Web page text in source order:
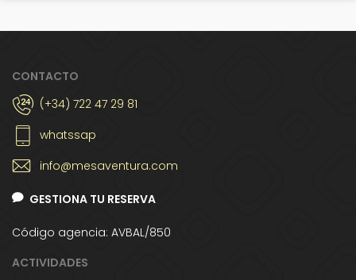
CONTACTO
(+34) 722 47 29 81
whatssap
info@mesaventura.com
GESTIONA TU RESERVA
Código agencia: AVBAL/850
ACTIVIDADES